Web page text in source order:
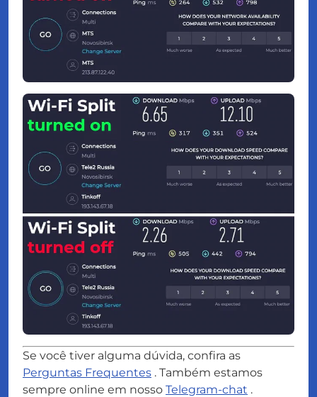
Se você tiver alguma dúvida, confira as
Perguntas Frequentes . Também estamos
sempre online em nosso Telegram-chat .